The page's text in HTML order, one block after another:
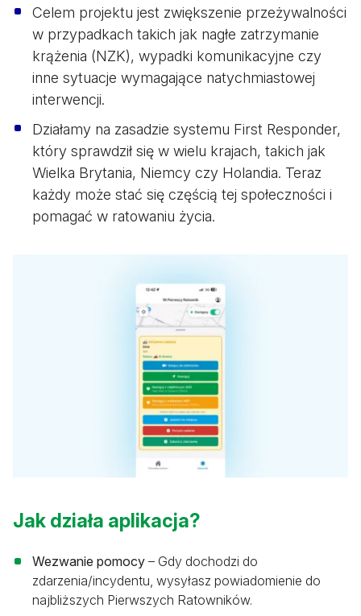
Celem projektu jest zwiększenie przeżywalności
w przypadkach takich jak nagłe zatrzymanie
krążenia (NZK), wypadki komunikacyjne czy
inne sytuacje wymagające natychmiastowej
interwencji.
Działamy na zasadzie systemu First Responder,
który sprawdził się w wielu krajach, takich jak
Wielka Brytania, Niemcy czy Holandia. Teraz
każdy może stać się częścią tej społeczności i
pomagać w ratowaniu życia.
Jak działa aplikacja?
Wezwanie pomocy – Gdy dochodzi do
zdarzenia/incydentu, wysyłasz powiadomienie do
najbliższych Pierwszych Ratowników.